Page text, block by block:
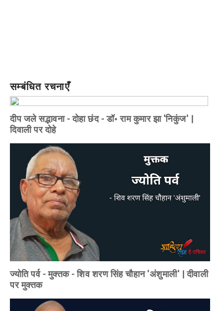
सम्बंधित रचनाएँ
दीप जले सद्भावना - दोहा छंद - डॉ॰ राम कुमार झा 'निकुंज' |
दिवाली पर दोहे
ज्योति पर्व - मुक्तक - शिव शरण सिंह चौहान 'अंशुमाली' | दीवाली
पर मुक्तक